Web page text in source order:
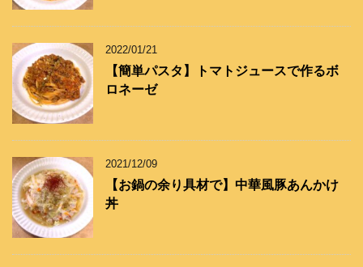
2022/01/21
【簡単パスタ】トマトジュースで作るボ
ロネーゼ
2021/12/09
【お鍋の余り具材で】中華風豚あんかけ
丼